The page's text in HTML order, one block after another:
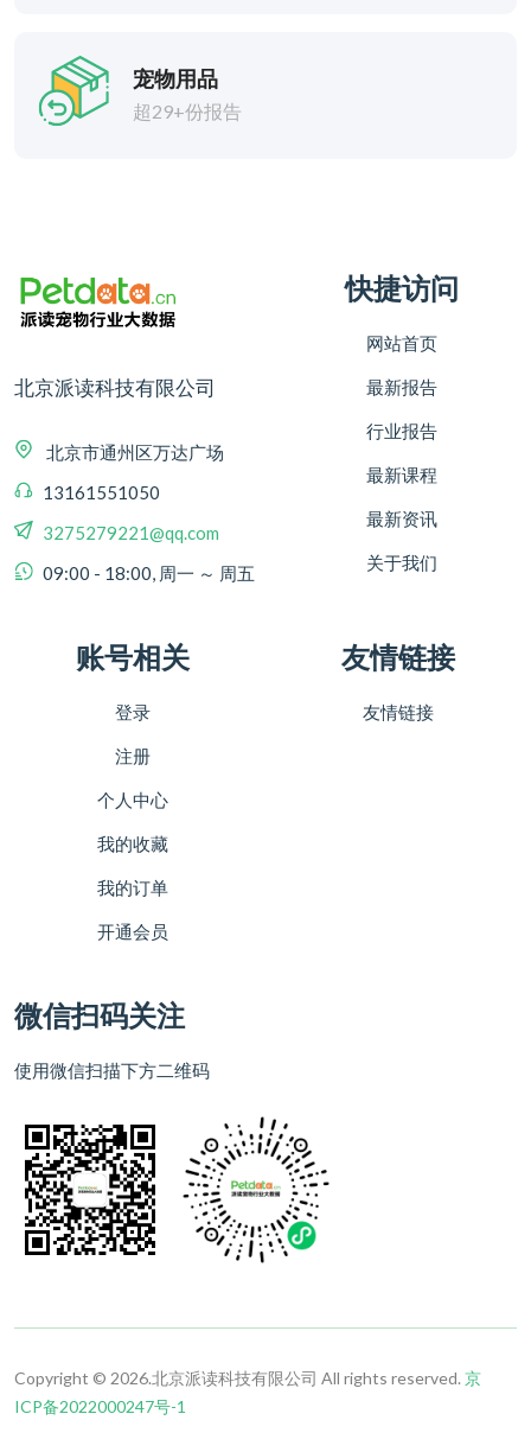
宠物用品
超29+份报告
北京派读科技有限公司
北京市通州区万达广场
13161551050
3275279221@qq.com
09:00 - 18:00, 周一 ～ 周五
快捷访问
网站首页
最新报告
行业报告
最新课程
最新资讯
关于我们
账号相关
登录
注册
个人中心
我的收藏
我的订单
开通会员
友情链接
友情链接
微信扫码关注
使用微信扫描下方二维码
Copyright © 2026.北京派读科技有限公司 All rights reserved. 京
ICP备2022000247号-1